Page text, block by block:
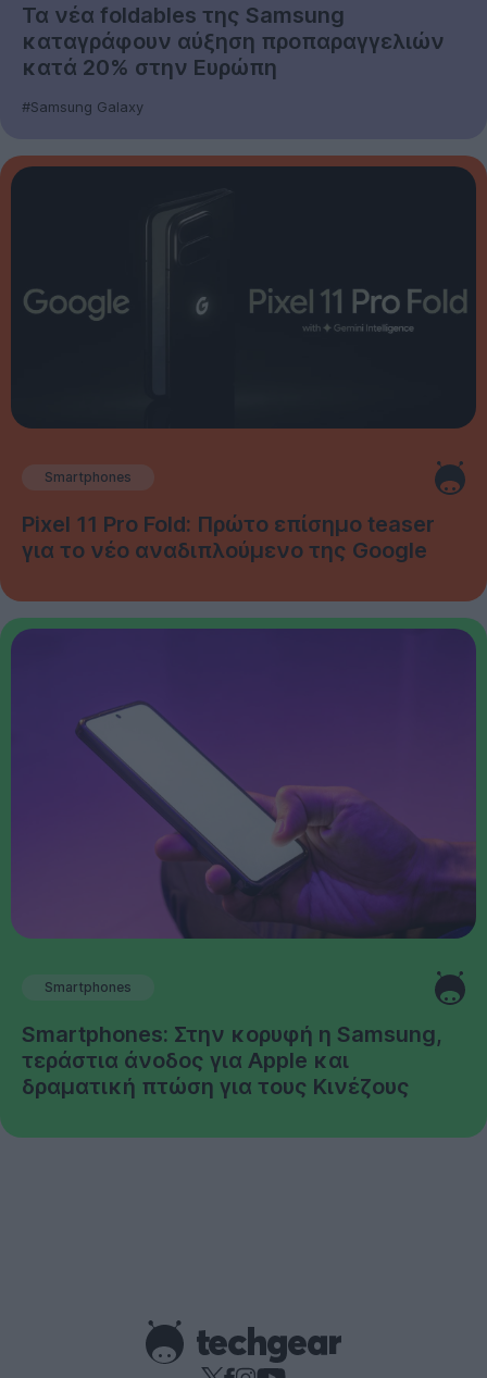
Τα νέα foldables της Samsung
καταγράφουν αύξηση προπαραγγελιών
κατά 20% στην Ευρώπη
#Samsung Galaxy
Smartphones
Pixel 11 Pro Fold: Πρώτο επίσημο teaser
για το νέο αναδιπλούμενο της Google
Smartphones
Smartphones: Στην κορυφή η Samsung,
τεράστια άνοδος για Apple και
δραματική πτώση για τους Κινέζους